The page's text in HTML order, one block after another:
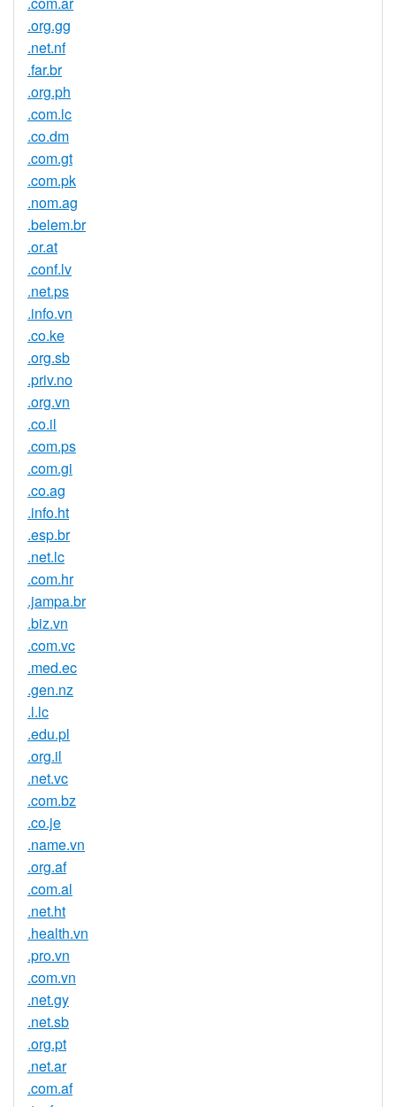
.org.gg
.net.nf
.far.br
.org.ph
.com.lc
.co.dm
.com.gt
.com.pk
.nom.ag
.belem.br
.or.at
.conf.lv
.net.ps
.info.vn
.co.ke
.org.sb
.priv.no
.org.vn
.co.il
.com.ps
.com.gi
.co.ag
.info.ht
.esp.br
.net.lc
.com.hr
.jampa.br
.biz.vn
.com.vc
.med.ec
.gen.nz
.l.lc
.edu.pl
.org.il
.net.vc
.com.bz
.co.je
.name.vn
.org.af
.com.al
.net.ht
.health.vn
.pro.vn
.com.vn
.net.gy
.net.sb
.org.pt
.net.ar
.com.af